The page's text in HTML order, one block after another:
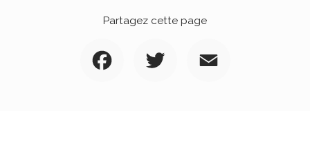
Partagez cette page